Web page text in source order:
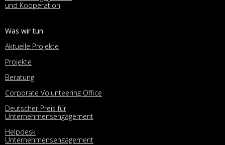
und Kooperation
Was wir tun
Aktuelle Projekte
Projekte
Beratung
Corporate Volunteering Office
Deutscher Preis für
Unternehmensengagement
Helpdesk
Unternehmensengagement